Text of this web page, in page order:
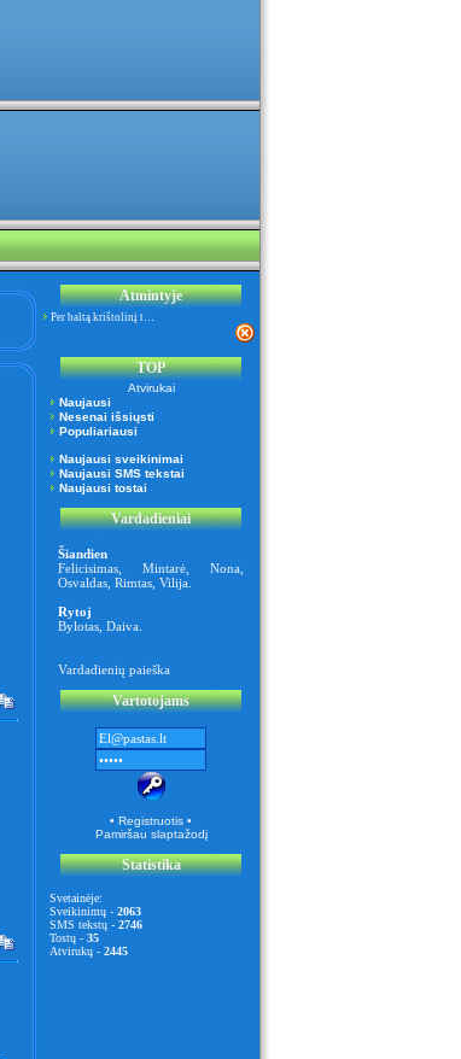
Atmintyje
Per baltą krištolinį t…
TOP
Atvirukai
Naujausi
Nesenai išsiųsti
Populiariausi
Naujausi sveikinimai
Naujausi SMS tekstai
Naujausi tostai
Vardadieniai
Šiandien
Felicisimas, Mintarė ,Nona
Osvaldas, Rimtas, Vilija.
Rytoj
Bylotas, Daiva.
Vardadienių paieška
Vartotojams
• Registruotis •
Pamiršau slaptažodį
Statistika
Svetainėje:
Sveikinimų - 2063
SMS tekstų - 2746
Tostų - 35
Atvirukų - 2445